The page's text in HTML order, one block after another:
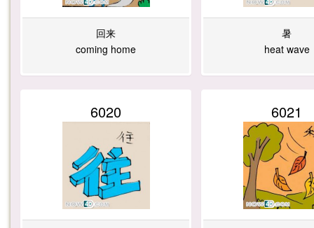
回来
coming home
暑
heat wave
6020 6021